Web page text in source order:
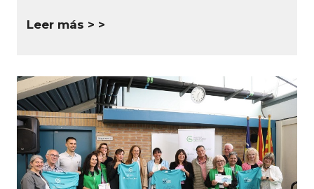
Leer más >